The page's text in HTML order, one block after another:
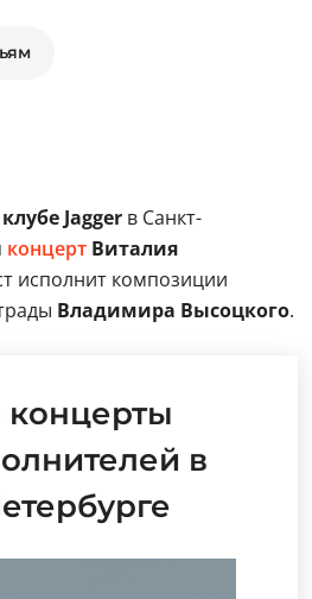
клубе Jagger в Санкт-
концерт Виталия
исполнит композиции
Владимира Высоцкого.
в